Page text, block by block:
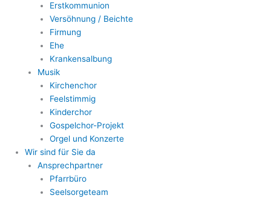
Erstkommunion
Versöhnung / Beichte
Firmung
Ehe
Krankensalbung
Musik
Kirchenchor
Feelstimmig
Kinderchor
Gospelchor-Projekt
Orgel und Konzerte
Wir sind für Sie da
Ansprechpartner
Pfarrbüro
Seelsorgeteam